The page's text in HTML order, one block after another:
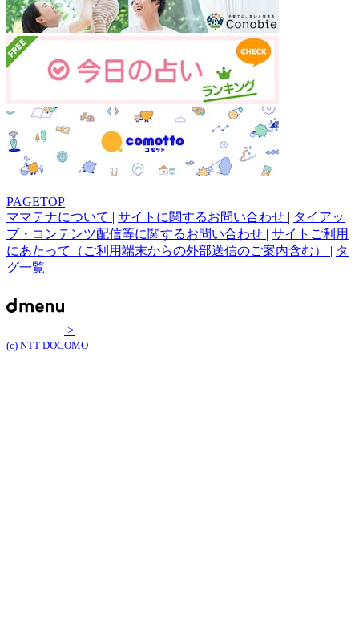
PAGETOP
ママテナについて | サイトに関するお問い合わせ | タイアッ
プ・コンテンツ配信等に関するお問い合わせ | サイトご利用
にあたって（ご利用端末からの外部送信のご案内含む） | タ
グ一覧
>
(c) NTT DOCOMO